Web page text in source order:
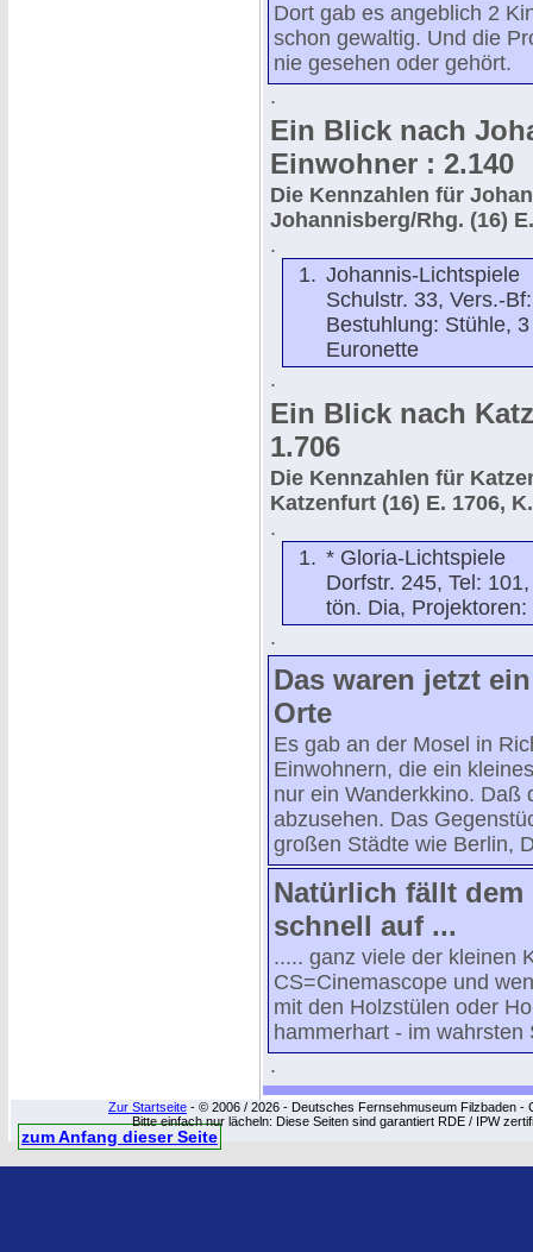
Dort gab es angeblich 2
schon gewaltig. Und die
nie gesehen oder gehört.
.
Ein Blick nach
Einwohner : 2.140
Die Kennzahlen für
Johannisberg/Rhg. (16)
.
Johannis-Lichtspiele
Schulstr. 33, Vers.-
Bestuhlung: Stühle,
Euronette
.
Ein Blick nach
1.706
Die Kennzahlen für
Katzenfurt (16) E. 1706,
.
* Gloria-Lichtspiele
Dorfstr. 245, Tel:
tön. Dia,
.
Das waren jetzt
Orte
Es gab an der Mosel in
Einwohnern, die ein
nur ein Wanderkkino. Daß
abzusehen. Das
großen Städte wie Berlin,
Natürlich fällt dem
schnell auf ...
..... ganz viele der kleinen
CS=Cinemascope und
mit den Holzstülen oder
hammerhart - im wahrsten
.
Zur Startseite - © 2006 / 2026 - Deutsches Fernsehmuseum Filzbaden -
Bitte einfach nur lächeln: Diese Seiten sind garantiert RDE / IPW
zum Anfang dieser Seite